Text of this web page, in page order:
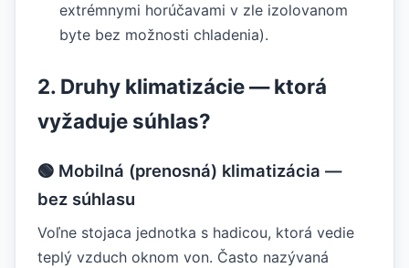
extrémnymi horúčavami v zle izolovanom
byte bez možnosti chladenia).
2. Druhy klimatizácie — ktorá
vyžaduje súhlas?
🟢 Mobilná (prenosná) klimatizácia —
bez súhlasu
Voľne stojaca jednotka s hadicou, ktorá vedie
teplý vzduch oknom von. Často nazývaná